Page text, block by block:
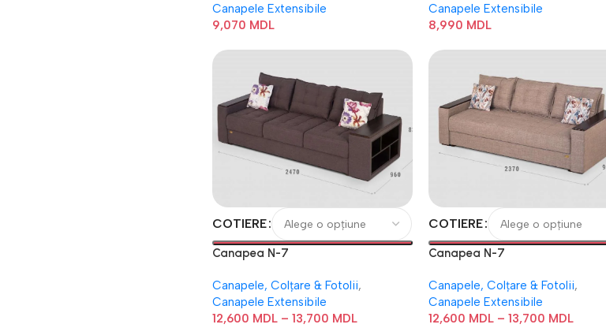
Canapele Extensibile
9,070 MDL
Canapele Extensibile
8,990 MDL
COTIERE
Canapea N-7
Canapele, Colțare & Fotolii,
Canapele Extensibile
12,600 MDL – 13,700 MDL
COTIERE
Canapea N-7
Canapele, Colțare & Fotolii,
Canapele Extensibile
12,600 MDL – 13,700 MDL